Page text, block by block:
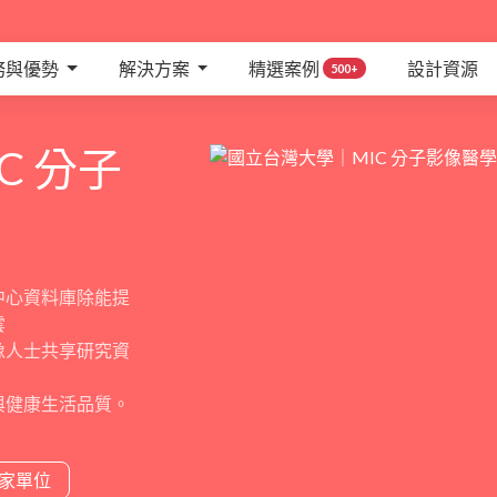
與優勢 解決方案 精選案例 500+ 設計資源
分子
資料庫除能提
士共享研究資
康生活品質。
單位